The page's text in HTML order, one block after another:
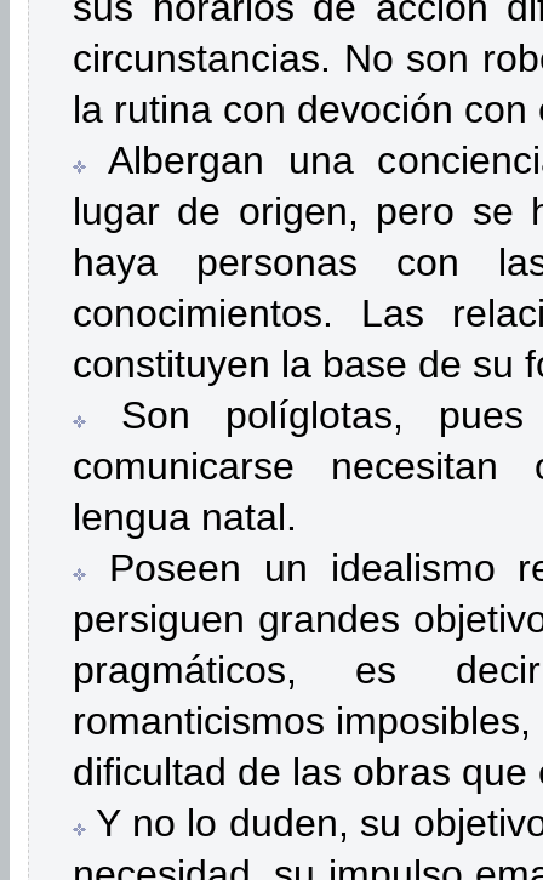
circunstancias. No son
la rutina con devoción
Albergan una
lugar de origen, pero se
haya personas con
conocimientos. Las
constituyen la base de su
Son políglotas,
comunicarse
lengua natal.
Poseen un idealismo
persiguen grandes
pragmáticos, es
romanticismos
dificultad de las obras que
Y no lo duden, su